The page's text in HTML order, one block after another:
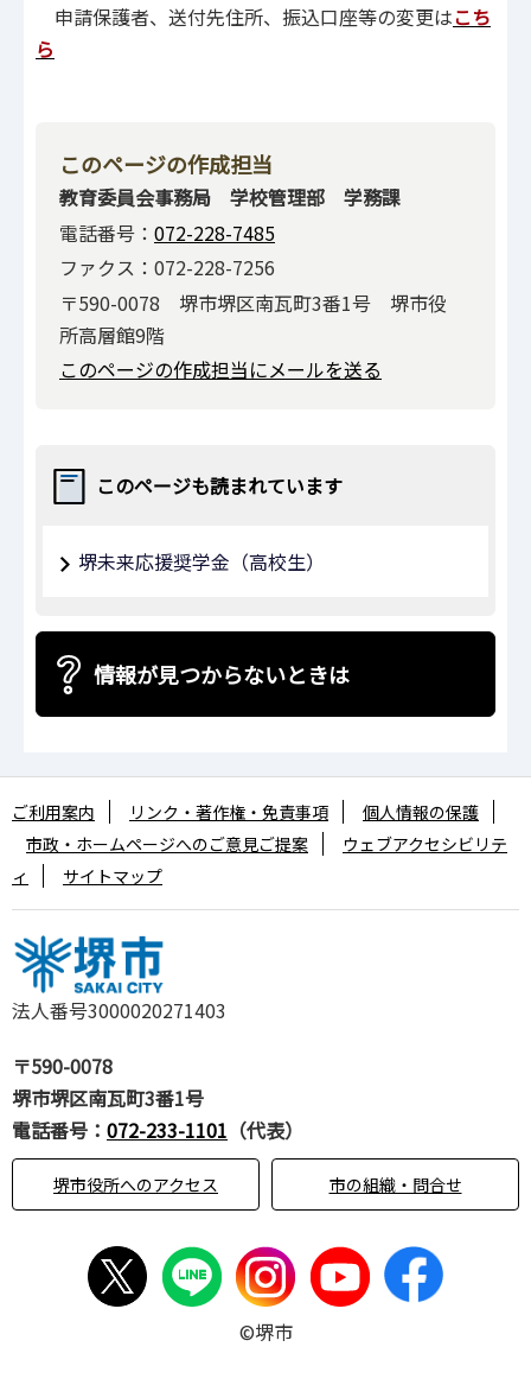
申請保護者、送付先住所、振込口座等の変更はこち
ら
このページの作成担当
教育委員会事務局 学校管理部 学務課
電話番号： 072-228-7485
ファクス：072-228-7256
〒590-0078 堺市堺区南瓦町3番1号 堺市役
所高層館9階
このページの作成担当にメールを送る
このページも読まれています
堺未来応援奨学⾦（高校生）
情報が見つからないときは
法人番号3000020271403
〒590-0078
堺市堺区南瓦町3番1号
電話番号： 072-233-1101 （代表）
堺市役所へのアクセス 市の組織・問合せ
ご利用案内 リンク・著作権・免責事項
個人情報の保護
市政・ホームページへのご意見ご提案
ウェブアクセシビリテ
ィ
サイトマップ
©堺市